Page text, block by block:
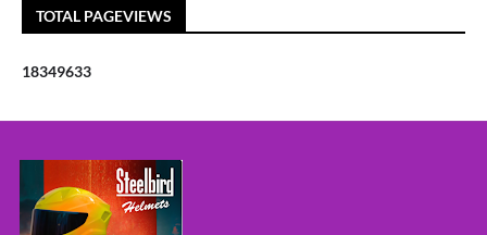
TOTAL PAGEVIEWS
18349633